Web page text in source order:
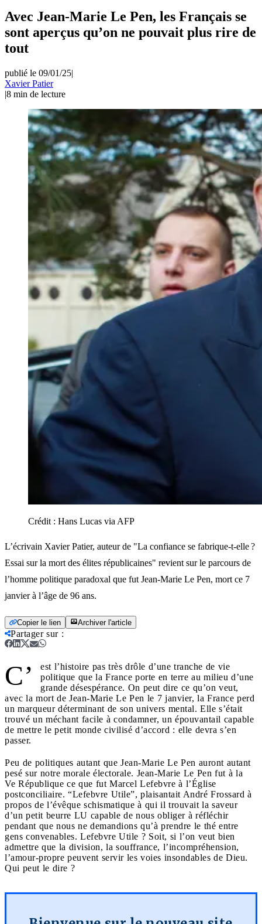
Avec Jean-Marie Le Pen, les Français se
sont aperçus qu’on ne pouvait plus rire de
tout
publié le 09/01/25|
Xavier Patier
|8 min de lecture
Crédit : Hans Lucas via AFP
L’écrivain Xavier Patier, auteur de "La confiance se fabrique-t-elle ?
Essai sur la mort des élites républicaines" revient sur le parcours de
l’homme politique paradoxal que fut Jean-Marie Le Pen, mort ce 7
janvier à l’âge de 96 ans.
Copier le lien Archiver l'article
Partager sur:
C’
est l’histoire pas très drôle d’une tranche de vie
politique que la France porte en terre au milieu d’une
grande désespérance. On peut dire ce qu’on veut,
avec la mort de Jean-Marie Le Pen le 7 janvier, la France perd
un marqueur déterminant de son univers mental. Elle s’était
trouvé un méchant facile à condamner, un épouvantail capable
de mettre le petit monde civilisé d’accord : elle devra s’en
passer.
Peu de politiques autant que Jean-Marie Le Pen auront autant
pesé sur notre morale électorale. Jean-Marie Le Pen fut à la
Ve République ce que fut Marcel Lefebvre à l’Église
postconciliaire. “Lefebvre Utile”, plaisantait André Frossard à
propos de l’évêque schismatique à qui il trouvait la saveur
d’un petit beurre LU capable de nous obliger à réfléchir
pendant que nous ne demandions qu’à prendre le thé entre
gens convenables. Lefebvre Utile ? Soit, si l’on veut bien
admettre que la division, la souffrance, l’incompréhension,
l’amour-propre peuvent servir les voies insondables de Dieu.
Qui peut le dire ?